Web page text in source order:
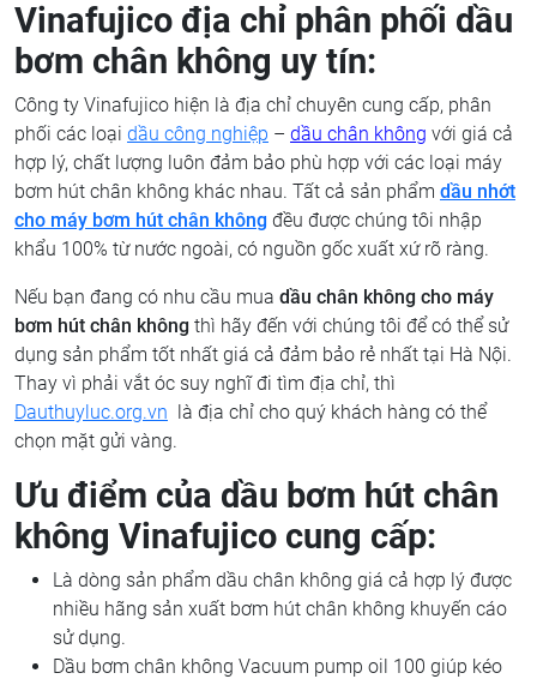
Vinafujico địa chỉ phân phối dầu
bơm chân không uy tín:
Công ty Vinafujico hiện là địa chỉ chuyên cung cấp, phân
phối các loại dầu công nghiệp – dầu chân không với giá cả
hợp lý, chất lượng luôn đảm bảo phù hợp với các loại máy
bơm hút chân không khác nhau. Tất cả sản phẩm dầu nhớt
cho máy bơm hút chân không đều được chúng tôi nhập
khẩu 100% từ nước ngoài, có nguồn gốc xuất xứ rõ ràng.
Nếu bạn đang có nhu cầu mua dầu chân không cho máy
bơm hút chân không thì hãy đến với chúng tôi để có thể sử
dụng sản phẩm tốt nhất giá cả đảm bảo rẻ nhất tại Hà Nội.
Thay vì phải vắt óc suy nghĩ đi tìm địa chỉ, thì
Dauthuyluc.org.vn là địa chỉ cho quý khách hàng có thể
chọn mặt gửi vàng.
Ưu điểm của dầu bơm hút chân
không Vinafujico cung cấp:
Là dòng sản phẩm dầu chân không giá cả hợp lý được
nhiều hãng sản xuất bơm hút chân không khuyến cáo
sử dụng.
Dầu bơm chân không Vacuum pump oil 100 giúp kéo